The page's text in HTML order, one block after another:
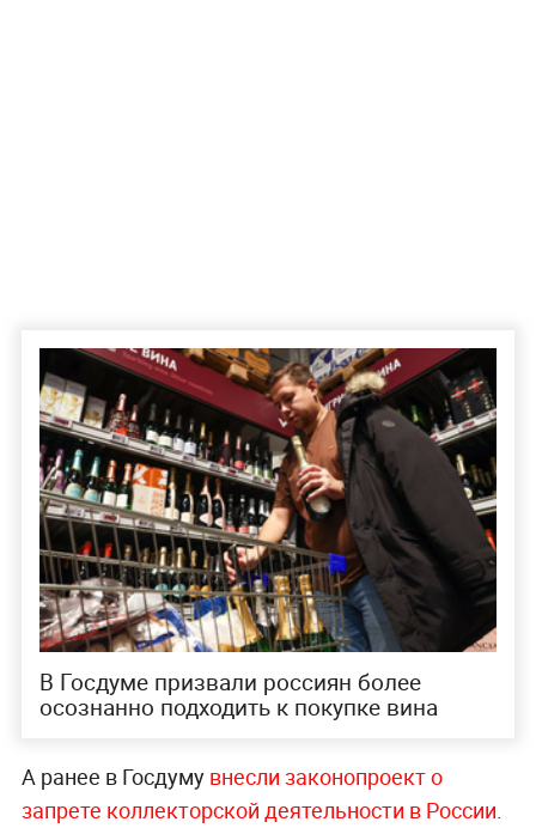
В Госдуме призвали россиян более
осознанно подходить к покупке вина
А ранее в Госдуму внесли законопроект о
запрете коллекторской деятельности в России.